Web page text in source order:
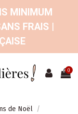
MINIMUM
FRAIS |
0
de Noël